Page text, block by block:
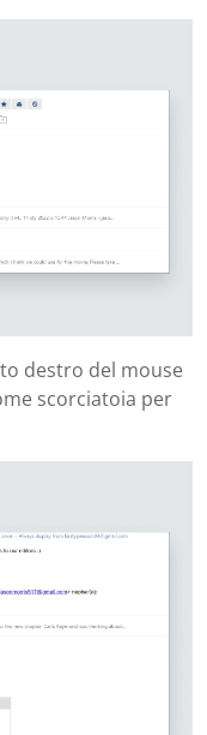
destro del mouse
scorciatoia per